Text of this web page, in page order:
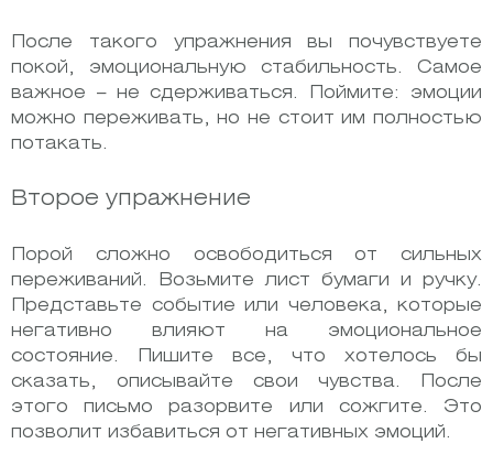
После такого упражнения вы почувствуете
покой, эмоциональную стабильность. Самое
важное – не сдерживаться. Поймите: эмоции
можно переживать, но не стоит им полностью
потакать.
Второе упражнение
Порой сложно освободиться от сильных
переживаний. Возьмите лист бумаги и ручку.
Представьте событие или человека, которые
негативно влияют на эмоциональное
состояние. Пишите все, что хотелось бы
сказать, описывайте свои чувства. После
этого письмо разорвите или сожгите. Это
позволит избавиться от негативных эмоций.